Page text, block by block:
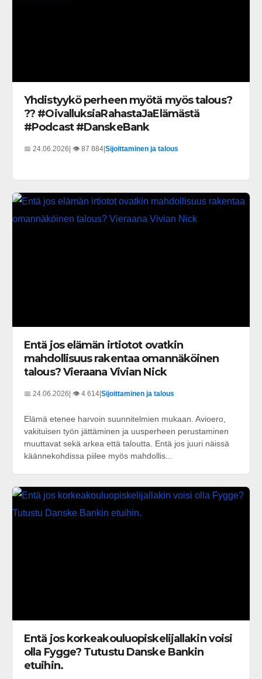
Yhdistyykö perheen myötä myös talous?
?? #OivalluksiaRahastaJaElämästä
#Podcast #DanskeBank
📅 24.06.2026 | 👁️ 87 884 Sijoittaminen ja talous
Entä jos elämän irtiotot ovatkin
mahdollisuus rakentaa omannäköinen
talous? Vieraana Vivian Nick
📅 24.06.2026| 👁️ 4 614|Sijoittaminen ja talous
Elämä etenee harvoin suunnitelmien mukaan. Avioero,
vakituisen työn jättäminen ja uusperheen perustaminen
muuttavat sekä arkea että taloutta. Entä jos juuri näissä
käännekohdissa piilee myös mahdollis...
Entä jos korkeakouluopiskelijallakin voisi
olla Fygge? Tutustu Danske Bankin
etuihin.